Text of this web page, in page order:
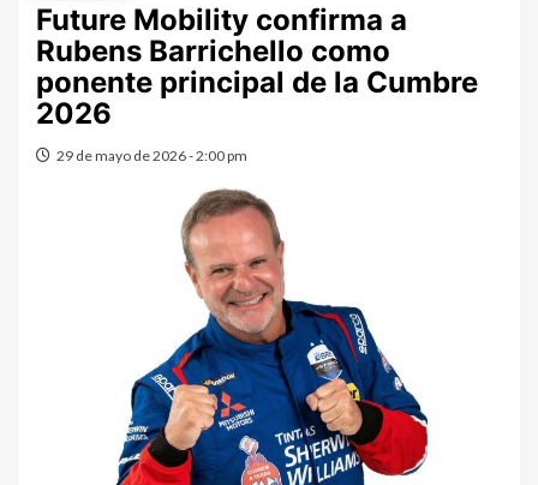
Future Mobility confirma a
Rubens Barrichello como
ponente principal de la Cumbre
2026
29 de mayo de 2026 - 2:00 pm